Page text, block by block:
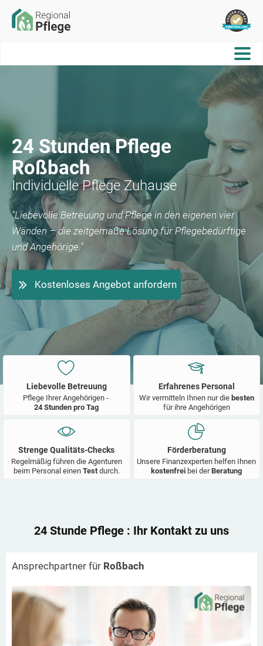
24 Stunden Pflege
Roßbach
Individuelle Pflege Zuhause
"Liebevolle Betreuung und Pflege in den eigenen vier
Wänden – die zeitgemäße Lösung für Pflegebedürftige
und Angehörige."
Kostenloses Angebot anfordern
Liebevolle Betreuung
Pflege Ihrer Angehörigen -
24 Stunden pro Tag
Erfahrenes Personal
Wir vermitteln Ihnen nur die besten
für ihre Angehörigen
Strenge Qualitäts-Checks
Regelmäßig führen die Agenturen
beim Personal einen Test durch.
Förderberatung
Unsere Finanzexperten helfen Ihnen
kostenfrei bei derBeratung
24 Stunde Pflege : Ihr Kontakt zu uns
Ansprechpartner für Roßbach